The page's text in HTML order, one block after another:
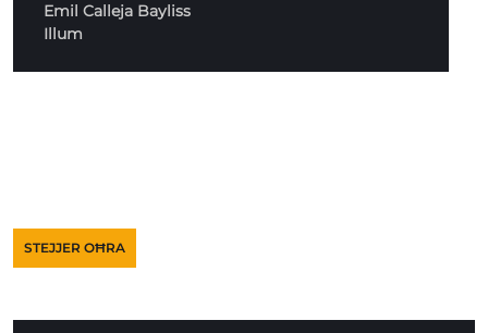
Emil Calleja Bayliss
Illum
STEJJER OĦRA